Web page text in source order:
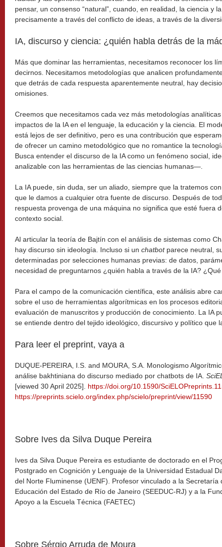
pensar, un consenso “natural”, cuando, en realidad, la ciencia y
precisamente a través del conflicto de ideas, a través de la
IA, discurso y ciencia: ¿quién habla detrás de la
Más que dominar las herramientas, necesitamos reconocer los
decirnos. Necesitamos metodologías que analicen
que detrás de cada respuesta aparentemente neutral, hay
omisiones.
Creemos que necesitamos cada vez más metodologías
impactos de la IA en el lenguaje, la educación y la ciencia. El
está lejos de ser definitivo, pero es una contribución que
de ofrecer un camino metodológico que no romantice la
Busca entender el discurso de la IA como un fenómeno social,
analizable con las herramientas de las ciencias humanas—.
La IA puede, sin duda, ser un aliado, siempre que la tratemos
que le damos a cualquier otra fuente de discurso. Después de
respuesta provenga de una máquina no significa que esté fuera
contexto social.
Al articular la teoría de Bajtín con el análisis de sistemas como
hay discurso sin ideología. Incluso si un chatbotparece neutral,
determinadas por selecciones humanas previas: de datos,
necesidad de preguntarnos ¿quién habla a través de la IA?
Para el campo de la comunicación científica, este análisis abre
sobre el uso de herramientas algorítmicas en los procesos
evaluación de manuscritos y producción de conocimiento. La IA
se entiende dentro del tejido ideológico, discursivo y político que
Para leer el preprint, vaya a
DUQUE-PEREIRA, I.S. and MOURA, S.A. Monologismo
análise bakhtiniana do discurso mediado por chatbots de IA.
[viewed 30 April 2025]. https://doi.org/10.1590/
https://preprints.scielo.org/index.php/scielo/preprint/view/11590
Sobre Ives da Silva Duque Pereira
Ives da Silva Duque Pereira es estudiante de doctorado en el
Postgrado en Cognición y Lenguaje de la Universidad Estadual
del Norte Fluminense (UENF). Profesor vinculado a la Secretaría
Educación del Estado de Río de Janeiro (SEEDUC-RJ) y a la
Apoyo a la Escuela Técnica (FAETEC)
Sobre Sérgio Arruda de Moura